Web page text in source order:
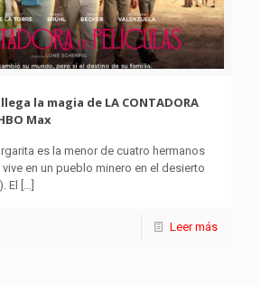
la magia de LA CONTADORA
Max
es la menor de cuatro hermanos
en un pueblo minero en el desierto
El […]
Leer más